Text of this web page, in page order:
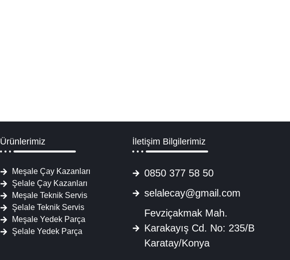
Ürünlerimiz
Meşale Çay Kazanları
Şelale Çay Kazanları
Meşale Teknik Servis
Şelale Teknik Servis
Meşale Yedek Parça
Şelale Yedek Parça
İletişim Bilgilerimiz
0850 377 58 50
selalecay@gmail.com
Fevziçakmak Mah.
Karakayış Cd. No: 235/B
Karatay/Konya